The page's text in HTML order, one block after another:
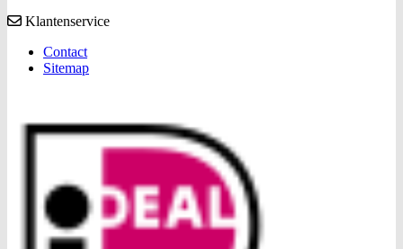
Klantenservice
Contact
Sitemap